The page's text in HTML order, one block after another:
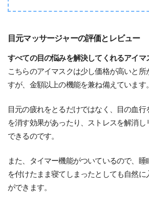
目元マッサージャーの評価とレビュー
すべての目の悩みを解決してくれるアイマ
こちらのアイマスクは少し価格が高いと所
すが、金額以上の機能を兼ね備えています。
目元の疲れをとるだけではなく、目の血
を消す効果があったり、ストレスを解消し
できるのです。
また、タイマー機能がついているので、
を付けたまま寝てしまったとしても自然に
ができます。